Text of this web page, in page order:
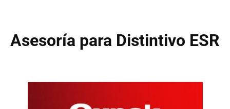
Asesoría para Distintivo ESR